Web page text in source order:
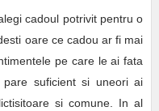
cadoul potrivit pentru o
oare ce cadou ar fi mai
pe care le ai fata
suficient si uneori ai
si comune. In al